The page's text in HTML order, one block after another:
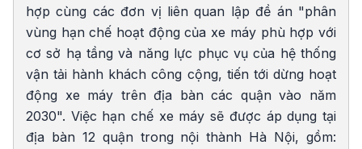
hợp cùng các đơn vị liên quan lập đề án "phân
vùng hạn chế hoạt động của xe máy phù hợp với
cơ sở hạ tầng và năng lực phục vụ của hệ thống
vận tải hành khách công cộng, tiến tới dừng hoạt
động xe máy trên địa bàn các quận vào năm
2030". Việc hạn chế xe máy sẽ được áp dụng tại
địa bàn 12 quận trong nội thành Hà Nội, gồm: